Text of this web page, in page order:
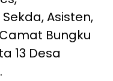
Asisten,
Bungku
13 Desa